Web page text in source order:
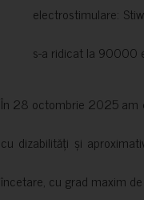
electrostimulare:
s-a ridicat la 90000
În 28 octombrie 2025 am
cu dizabilități și
încetare, cu grad maxim